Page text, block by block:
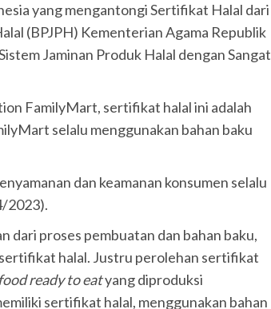
yang mengantongi Sertifikat Halal dari
(BPJPH) Kementerian Agama Republik
Jaminan Produk Halal dengan Sangat
FamilyMart, sertifikat halal ini adalah
selalu menggunakan bahan baku
dan keamanan konsumen selalu
2023).
dari proses pembuatan dan bahan baku,
halal. Justru perolehan sertifikat
ready to eatyang diproduksi
sertifikat halal, menggunakan bahan